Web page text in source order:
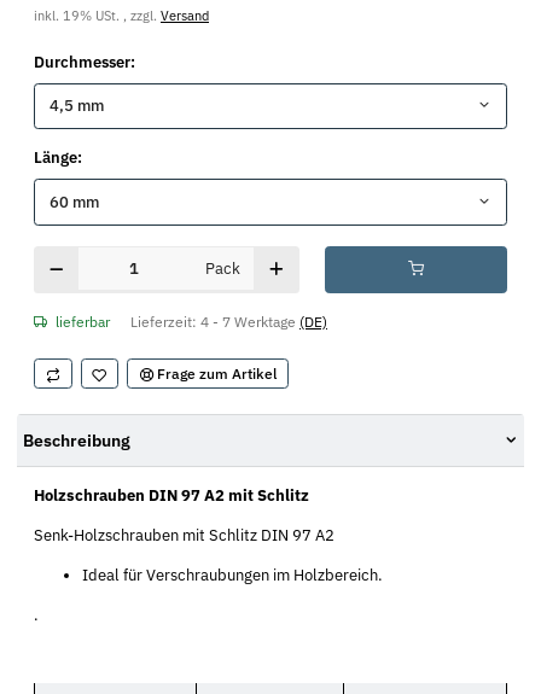
inkl. 19% USt. , zzgl. Versand
Durchmesser:
4,5 mm
Länge:
60 mm
Pack
lieferbar Lieferzeit: 4 - 7 Werktage (DE)
Frage zum Artikel
Beschreibung
Holzschrauben DIN 97 A2 mit Schlitz
Senk-Holzschrauben mit Schlitz DIN 97 A2
Ideal für Verschraubungen im Holzbereich.
.